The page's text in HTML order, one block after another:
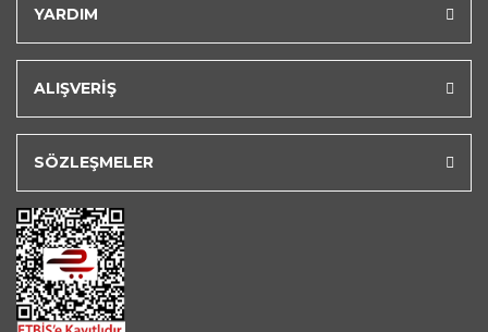
YARDIM
ALIŞVERİŞ
SÖZLEŞMELER